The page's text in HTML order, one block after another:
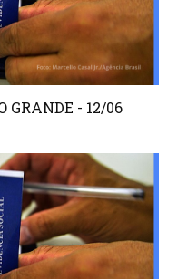
GRANDE - 12/06